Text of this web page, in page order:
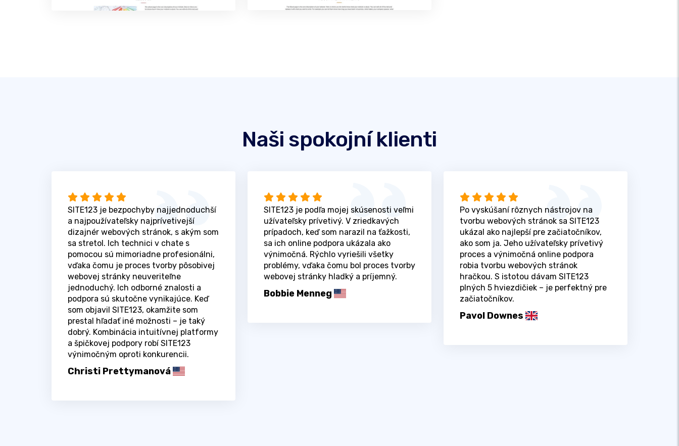
Naši spokojní klienti
SITE123 je bezpochyby najjednoduchší
a najpoužívateľsky najprívetivejší
dizajnér webových stránok, s akým som
sa stretol. Ich technici v chate s
pomocou sú mimoriadne profesionálni,
vďaka čomu je proces tvorby pôsobivej
webovej stránky neuveriteľne
jednoduchý. Ich odborné znalosti a
podpora sú skutočne vynikajúce. Keď
som objavil SITE123, okamžite som
prestal hľadať iné možnosti – je taký
dobrý. Kombinácia intuitívnej platformy
a špičkovej podpory robí SITE123
výnimočným oproti konkurencii.
Christi Prettymanová
SITE123 je podľa mojej skúsenosti veľmi
užívateľsky prívetivý. V zriedkavých
prípadoch, keď som narazil na ťažkosti,
sa ich online podpora ukázala ako
výnimočná. Rýchlo vyriešili všetky
problémy, vďaka čomu bol proces tvorby
webovej stránky hladký a príjemný.
Bobbie Menneg
Po vyskúšaní rôznych nástrojov na
tvorbu webových stránok sa SITE123
ukázal ako najlepší pre začiatočníkov,
ako som ja. Jeho užívateľsky prívetivý
proces a výnimočná online podpora
robia tvorbu webových stránok
hračkou. S istotou dávam SITE123
plných 5 hviezdičiek – je perfektný pre
začiatočníkov.
Pavol Downes